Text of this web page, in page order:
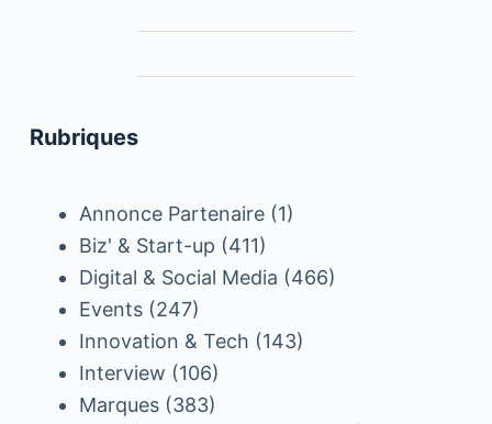
Rubriques
Annonce Partenaire(1)
Biz' & Start-up (411)
Digital & Social Media (466)
Events(247)
Innovation & Tech (143)
Interview (106)
Marques(383)